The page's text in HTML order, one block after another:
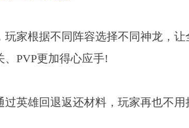
家根据不同阵容选择不同神龙，
PVP更加得心应手!
英雄回退返还材料，玩家再也不